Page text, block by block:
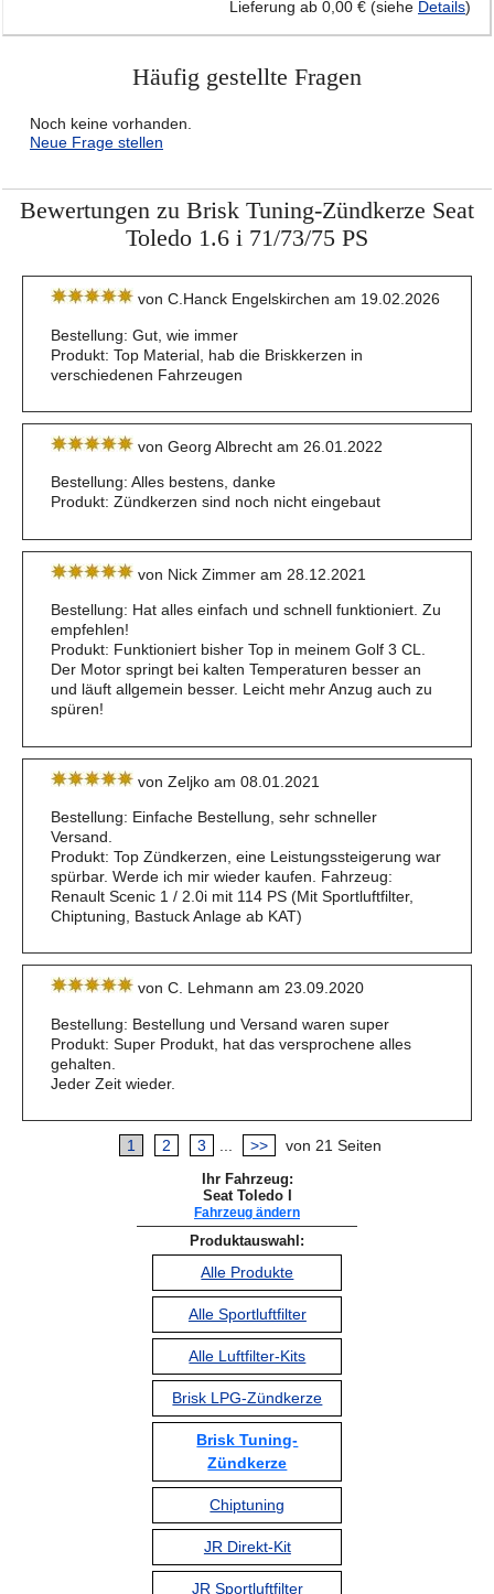
Lieferung ab 0,00 € (siehe Details)
Häufig gestellte Fragen
Noch keine vorhanden.
Neue Frage stellen
Bewertungen zu Brisk Tuning-Zündkerze Seat
Toledo 1.6 i 71/73/75 PS
von C.Hanck Engelskirchen am 19.02.2026
Bestellung: Gut, wie immer
Produkt: Top Material, hab die Briskkerzen in
verschiedenen Fahrzeugen
von Georg Albrecht am 26.01.2022
Bestellung: Alles bestens, danke
Produkt: Zündkerzen sind noch nicht eingebaut
von Nick Zimmer am 28.12.2021
Bestellung: Hat alles einfach und schnell funktioniert. Zu
empfehlen!
Produkt: Funktioniert bisher Top in meinem Golf 3 CL.
Der Motor springt bei kalten Temperaturen besser an
und läuft allgemein besser. Leicht mehr Anzug auch zu
spüren!
von Zeljko am 08.01.2021
Bestellung: Einfache Bestellung, sehr schneller
Versand.
Produkt: Top Zündkerzen, eine Leistungssteigerung war
spürbar. Werde ich mir wieder kaufen. Fahrzeug:
Renault Scenic 1 / 2.0i mit 114 PS (Mit Sportluftfilter,
Chiptuning, Bastuck Anlage ab KAT)
von C. Lehmann am 23.09.2020
Bestellung: Bestellung und Versand waren super
Produkt: Super Produkt, hat das versprochene alles
gehalten.
Jeder Zeit wieder.
1 2 3 ... >> von 21 Seiten
Ihr Fahrzeug:
Seat Toledo I
Fahrzeug ändern
Produktauswahl:
Alle Produkte
Alle Sportluftfilter
Alle Luftfilter-Kits
Brisk LPG-Zündkerze
Brisk Tuning-
Zündkerze
Chiptuning
JR Direkt-Kit
JR Sportluftfilter